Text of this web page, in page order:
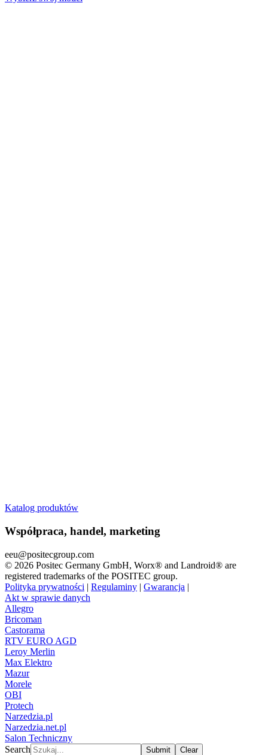
Katalog produktów
Współpraca, handel, marketing
eeu@positecgroup.com
© 2026 Positec Germany GmbH, Worx® and Landroid® are
registered trademarks of the POSITEC group.
Polityka prywatności | Regulaminy | Gwarancja |
Akt w sprawie danych
Allegro
Bricoman
Castorama
RTV EURO AGD
Leroy Merlin
Max Elektro
Mazur
Morele
OBI
Protech
Narzedzia.pl
Narzedzia.net.pl
Salon Techniczny
Search
Submit Clear